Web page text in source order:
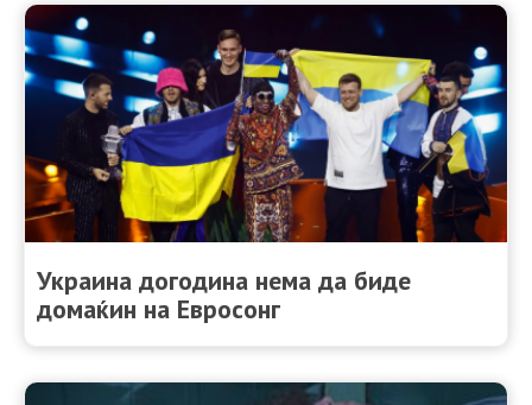
Украина догодина нема да биде
домаќин на Евросонг